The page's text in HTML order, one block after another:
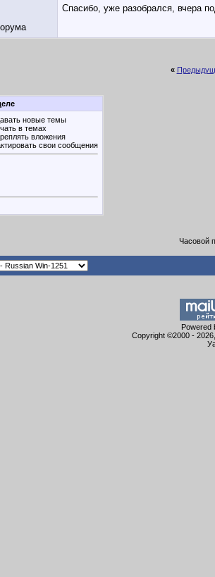
Спасибо, уже разобрался, вчера
«
новые темы
в темах
вложения
свои сообщения
Часовой
Powered
Copyright ©2000 -